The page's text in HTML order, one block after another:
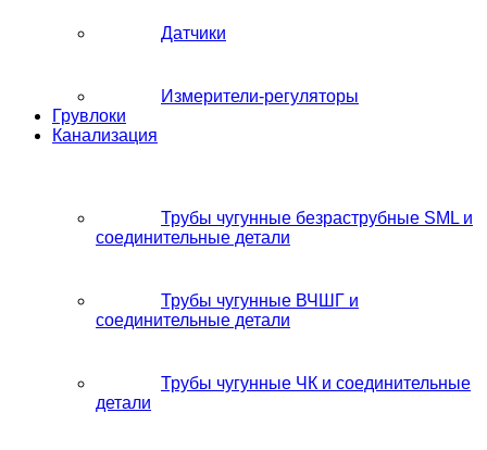
Датчики
Измерители-регуляторы
Грувлоки
Канализация
Трубы чугунные безраструбные SML и
соединительные детали
Трубы чугунные ВЧШГ и
соединительные детали
Трубы чугунные ЧК и соединительные
детали